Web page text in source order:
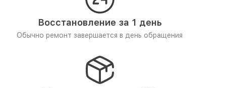
Восстановление за 1 день
Обычно ремонт завершается в день обращения